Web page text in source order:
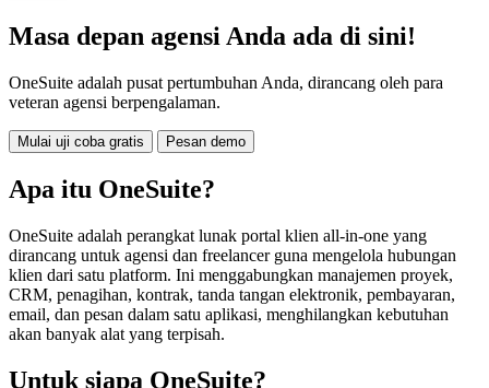
Masa depan agensi Anda ada di sini!
OneSuite adalah pusat pertumbuhan Anda, dirancang oleh para
veteran agensi berpengalaman.
Mulai uji coba gratis Pesan demo
Apa itu OneSuite?
OneSuite adalah perangkat lunak portal klien all-in-one yang
dirancang untuk agensi dan freelancer guna mengelola hubungan
klien dari satu platform. Ini menggabungkan manajemen proyek,
CRM, penagihan, kontrak, tanda tangan elektronik, pembayaran,
email, dan pesan dalam satu aplikasi, menghilangkan kebutuhan
akan banyak alat yang terpisah.
Untuk siapa OneSuite?